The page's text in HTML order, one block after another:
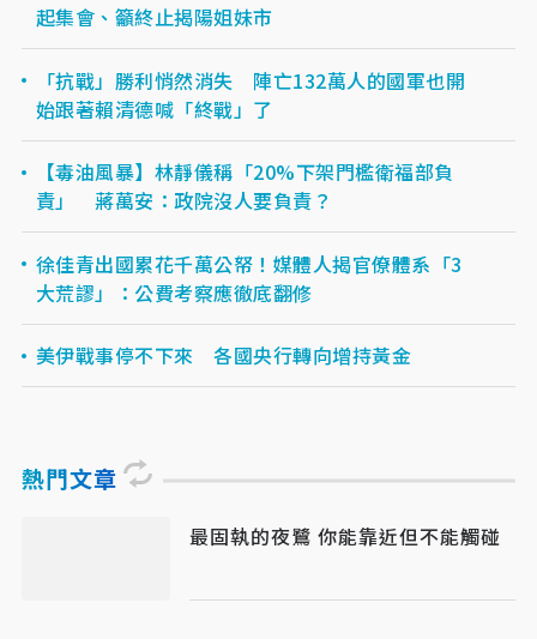
起集會、籲終止揭陽姐妹市
「抗戰」勝利悄然消失 陣亡132萬人的國軍也開
始跟著賴清德喊「終戰」了
【毒油風暴】林靜儀稱「20%下架門檻衛福部負
責」 蔣萬安：政院沒人要負責？
徐佳青出國累花千萬公帑！媒體人揭官僚體系「3
大荒謬」：公費考察應徹底翻修
美伊戰事停不下來 各國央行轉向增持黃金
熱門文章
最固執的夜鷺 你能靠近但不能觸碰